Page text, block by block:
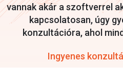
vannak akár a szoftverrel
kapcsolatosan, úgy
konzultációra, ahol
Ingyenes